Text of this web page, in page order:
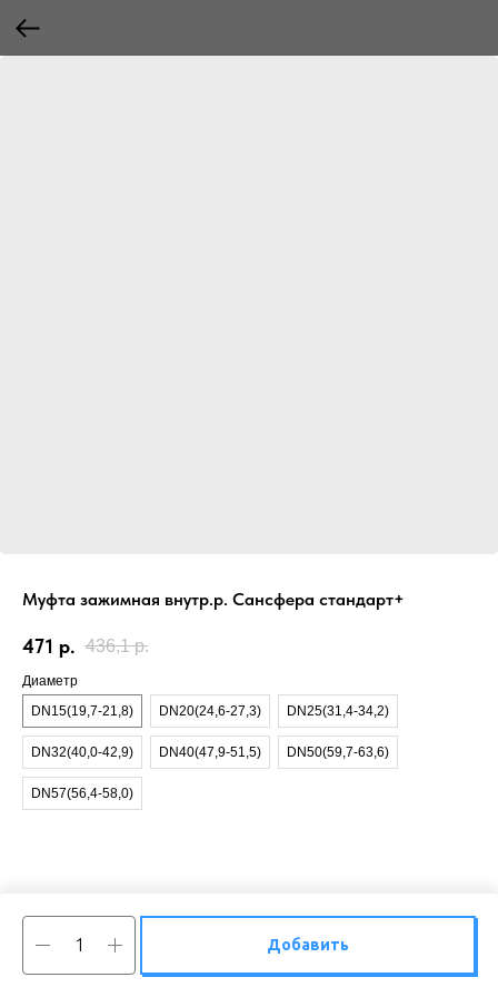
Муфта зажимная внутр.р. Сансфера стандарт+
471 р. 436,1 р.
Диаметр
DN15(19,7-21,8)
DN20(24,6-27,3) DN25(31,4-34,2)
DN32(40,0-42,9) DN40(47,9-51,5) DN50(59,7-63,6)
DN57(56,4-58,0)
Добавить